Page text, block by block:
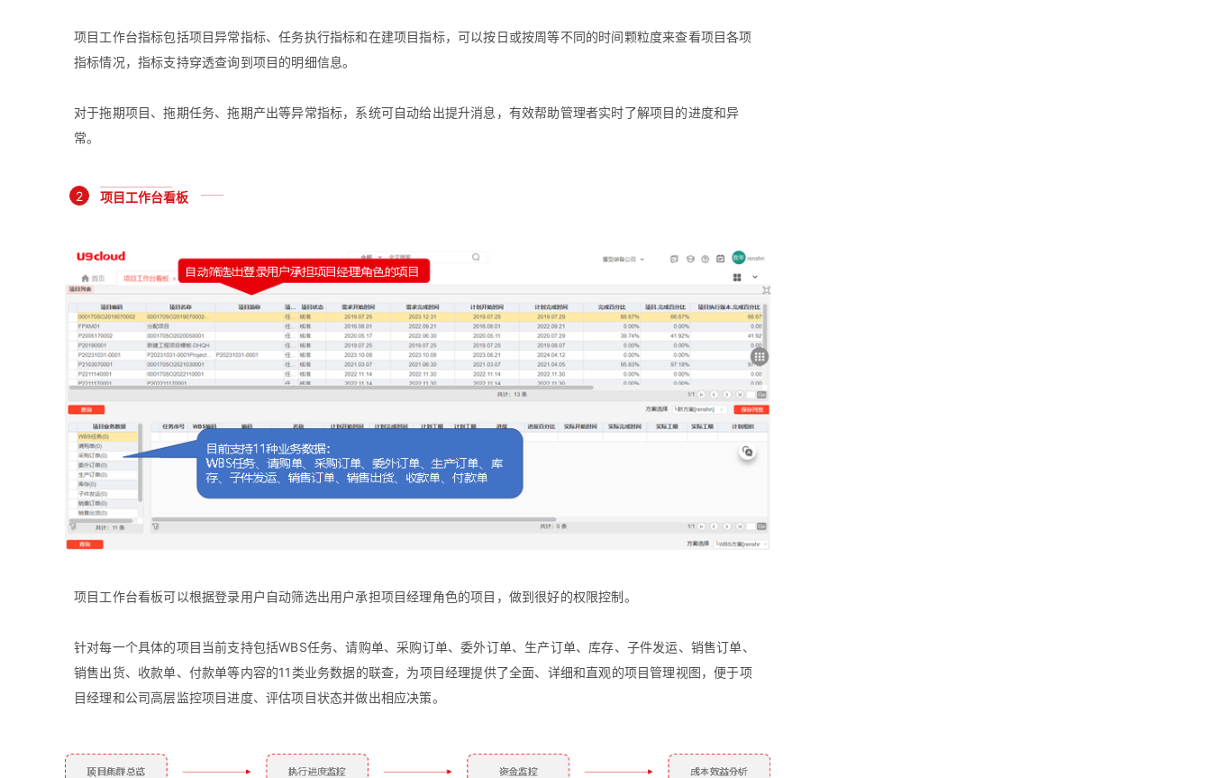
项目工作台指标包括项目异常指标、任务执行指标和在建项目指标，可以按日或按周等不同的时间颗粒度来查看项目各项
指标情况，指标支持穿透查询到项目的明细信息。
对于拖期项目、拖期任务、拖期产出等异常指标，系统可自动给出提升消息，有效帮助管理者实时了解项目的进度和异
常。
2 项目工作台看板
项目工作台看板可以根据登录用户自动筛选出用户承担项目经理角色的项目，做到很好的权限控制。
针对每一个具体的项目当前支持包括WBS任务、请购单、采购订单、委外订单、生产订单、库存、子件发运、销售订单、
销售出货、收款单、付款单等内容的11类业务数据的联查，为项目经理提供了全面、详细和直观的项目管理视图，便于项
目经理和公司高层监控项目进度、评估项目状态并做出相应决策。